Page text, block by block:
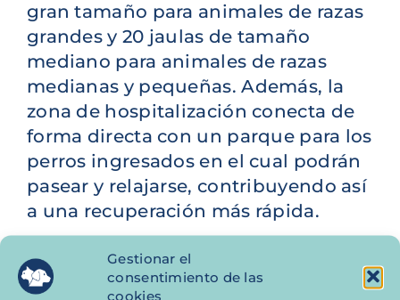
Gestionar el
consentimiento de las
cookies
gran tamaño para animales de razas
grandes y 20 jaulas de tamaño
mediano para animales de razas
medianas y pequeñas. Además, la
zona de hospitalización conecta de
forma directa con un parque para los
perros ingresados en el cual podrán
pasear y relajarse, contribuyendo así
a una recuperación más rápida.
Dentro de esta área se encontraría